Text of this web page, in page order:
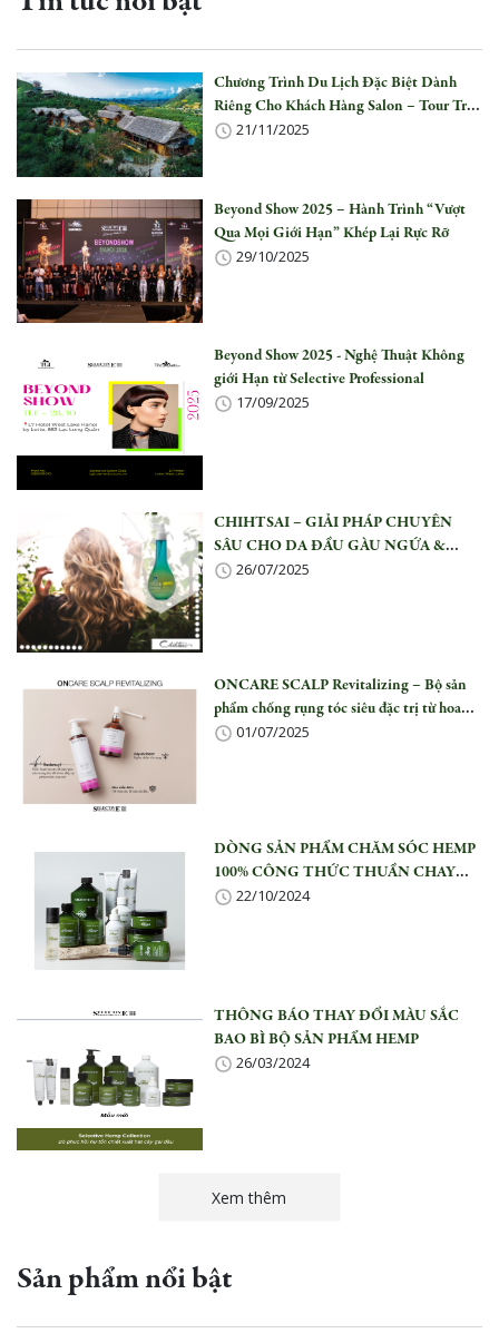
Chương Trình Du Lịch Đặc Biệt Dành
Riêng Cho Khách Hàng Salon – Tour Trải
Nghiệm Văn Hoá Tây Bắc Chiềng Đi
21/11/2025
Beyond Show 2025 – Hành Trình “Vượt
Qua Mọi Giới Hạn” Khép Lại Rực Rỡ
29/10/2025
Beyond Show 2025 - Nghệ Thuật Không
giới Hạn từ Selective Professional
17/09/2025
CHIHTSAI – GIẢI PHÁP CHUYÊN
SÂU CHO DA ĐẦU GÀU NGỨA &
RỤNG TÓC
26/07/2025
ONCARE SCALP Revitalizing – Bộ sản
phẩm chống rụng tóc siêu đặc trị từ hoa
Mẫu Đơn
01/07/2025
DÒNG SẢN PHẨM CHĂM SÓC HEMP
100% CÔNG THỨC THUẦN CHAY
CHO MÁI TÓC ĐẸP TỰ NHIÊN
22/10/2024
THÔNG BÁO THAY ĐỔI MÀU SẮC
BAO BÌ BỘ SẢN PHẨM HEMP
26/03/2024
Xem thêm
Sản phẩm nổi bật